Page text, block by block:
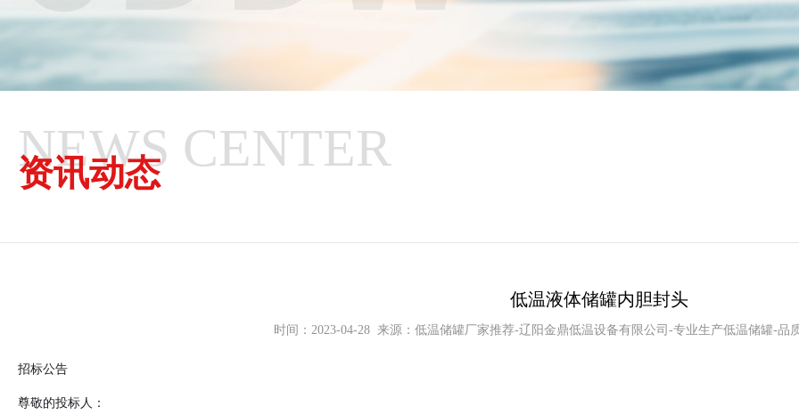
资讯动态
NEWS CENTER
低温液体储罐内胆封头
时间：2023-04-28 来源：低温储罐厂家推荐-辽阳金鼎低温设备有限公司-专业生产低温储罐-品
招标公告
尊敬的投标人：